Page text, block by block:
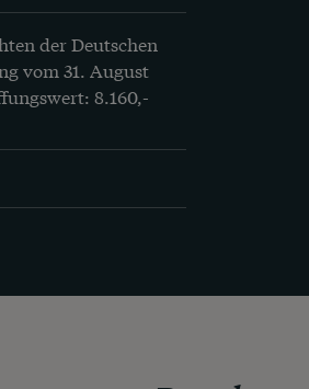
der Deutschen
vom 31. August
8.160,-